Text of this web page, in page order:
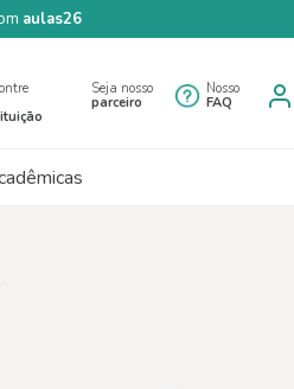
aulas26
Seja nosso
parceiro
Nosso
FAQ